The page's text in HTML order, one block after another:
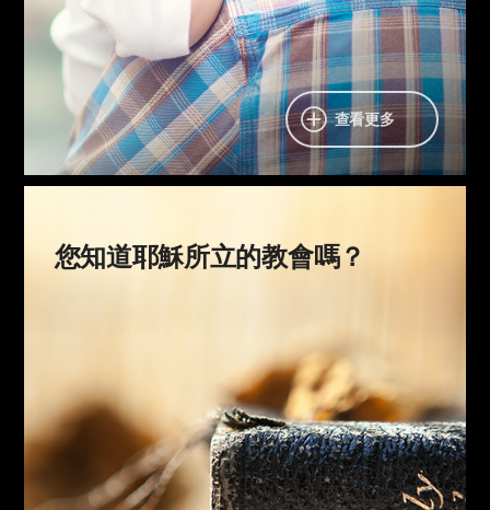
查看更多
走向聖靈和新婦吧！
天國家族和地上家族
您知道耶穌所立的教會嗎？
您知道耶穌所立的教會嗎？
耶穌建立的教會、
使徒彼得去過的教會、
使徒保羅去過的教會、
擁有初代教會真理的教會，